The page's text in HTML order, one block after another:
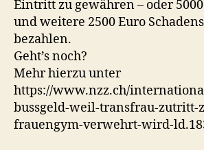
Eintritt zu gewähren – oder
und weitere 2500 Euro
bezahlen.
Geht’s noch?
Mehr hierzu unter
https://www.nzz.ch/
bussgeld-weil-transfrau-zutritt-
frauengym-verwehrt-wird-